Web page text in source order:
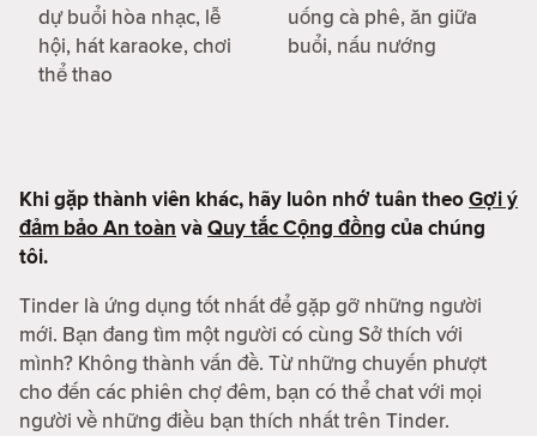
dự buổi hòa nhạc, lễ
hội, hát karaoke, chơi
thể thao
uống cà phê, ăn giữa
buổi, nấu nướng
Khi gặp thành viên khác, hãy luôn nhớ tuân theoGợi ý
đảm bảo An toàn vàQuy tắc Cộng đồng của chúng
tôi.
Tinder là ứng dụng tốt nhất để gặp gỡ những người
mới. Bạn đang tìm một người có cùng Sở thích với
mình? Không thành vấn đề. Từ những chuyến phượt
cho đến các phiên chợ đêm, bạn có thể chat với mọi
người về những điều bạn thích nhất trên Tinder.